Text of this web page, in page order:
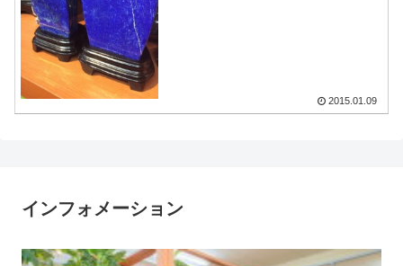
2015.01.09
インフォメーション